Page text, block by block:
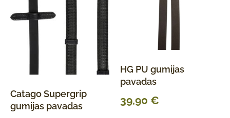
Catago Supergrip
gumijas pavadas
HG PU gumijas
pavadas
39,90 €